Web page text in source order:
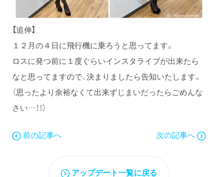
【追伸】
１２月の４日に飛行機に乗ろうと思ってます。
ロスに発つ前に１度ぐらいインスタライブが出来たら
なと思ってますので、決まりましたら告知いたします。
（思ったより余裕なくて出来ずじまいだったらごめんな
さい…！！）
前の記事へ 次の記事へ
アップデート一覧に戻る